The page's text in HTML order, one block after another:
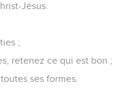
Jésus.
;
retenez ce qui est bon ;
ses formes.